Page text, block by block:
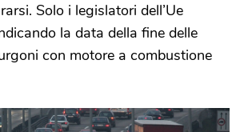
Solo i legislatori dell’Ue
la data della fine delle
con motore a combustione